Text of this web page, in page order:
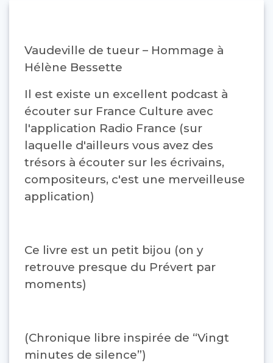
Vaudeville de tueur – Hommage à
Hélène Bessette
Il est existe un excellent podcast à
écouter sur France Culture avec
l'application Radio France (sur
laquelle d'ailleurs vous avez des
trésors à écouter sur les écrivains,
compositeurs, c'est une merveilleuse
application)
Ce livre est un petit bijou (on y
retrouve presque du Prévert par
moments)
(Chronique libre inspirée de “Vingt
minutes de silence”)